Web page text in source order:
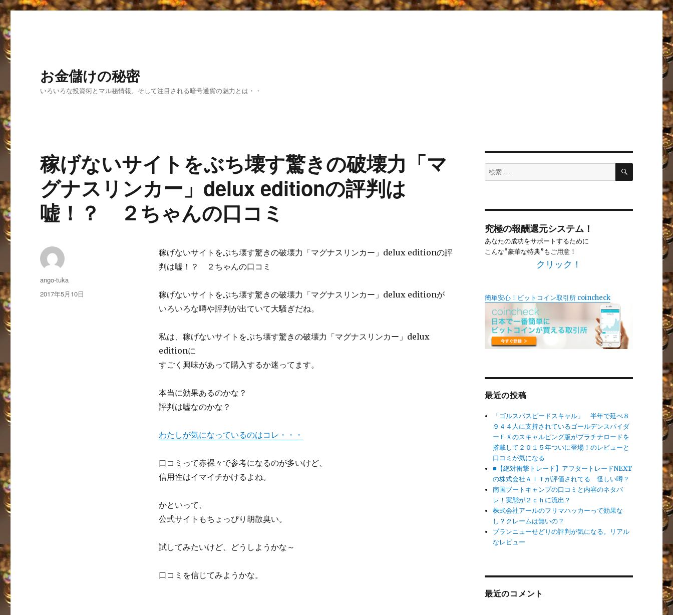
お金儲けの秘密
いろいろな投資術とマル秘情報、そして注目される暗号通貨の魅力とは・・
稼げないサイトをぶち壊す驚きの破壊力「マ
グナスリンカー」delux editionの評判は
嘘！？ ２ちゃんの口コミ
稼げないサイトをぶち壊す驚きの破壊力「マグナスリンカー」delux editionの評
判は嘘！？ ２ちゃんの口コミ
稼げないサイトをぶち壊す驚きの破壊力「マグナスリンカー」delux editionが
いろいろな噂や評判が出ていて大騒ぎだね。
私は、稼げないサイトをぶち壊す驚きの破壊力「マグナスリンカー」delux
editionに
すごく興味があって購入するか迷ってます。
本当に効果あるのかな？
評判は嘘なのかな？
わたしが気になっているのはコレ・・・
口コミって赤裸々で参考になるのが多いけど、
信用性はイマイチかけるよね。
かといって、
公式サイトもちょっぴり胡散臭い。
試してみたいけど、どうしようかな～
口コミを信じてみようかな。
投
稿
ango-tuka
投
2017年5月10日
検
索
検
究極の報酬還元システム！
あなたの成功をサポートするために
こんな“豪華な特典”もご用意！
クリック！
簡単安心！ビットコイン取引所 coincheck
最近の投稿
「ゴルスパスピードスキャル」 半年で延べ８
９４４人に支持されているゴールデンスパイダ
ーＦＸのスキャルピング版がプラチナロードを
搭載して２０１５年ついに登場！のレビューと
口コミが気になる
■【絶対衝撃トレード】アフタートレードNEXT
の株式会社ＡＩＴが評価されてる 怪しい噂？
南国ブートキャンプの口コミと内容のネタバ
レ！実態が２ｃｈに流出？
株式会社アールのフリマハッカーって効果な
し？クレームは無いの？
ブランニューせどりの評判が気になる。リアル
なレビュー
最近のコメント